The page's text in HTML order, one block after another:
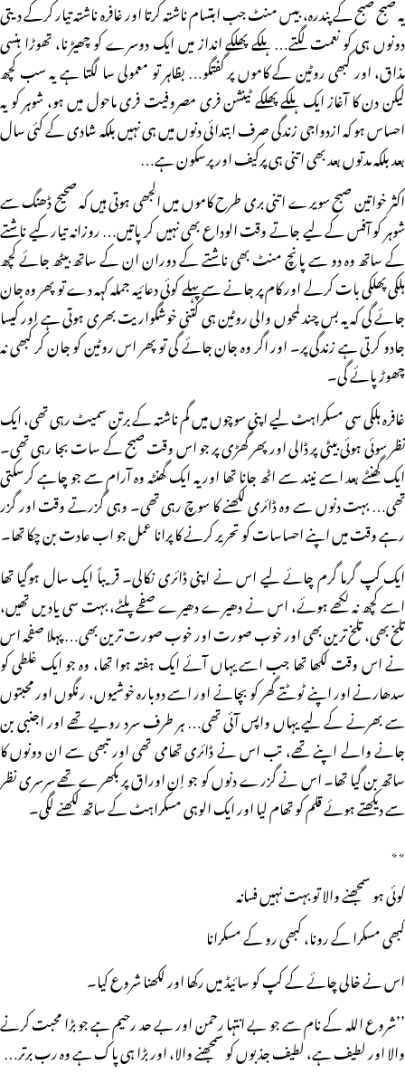
یہ صبح صبح کے پندرہ، بیس منٹ جب ابتسام ناشتہ کرتا اور غافرہ ناشتہ تیار کرکے دیتی
دونوں ہی کو نعمت لگتے… ہلکے پھلکے انداز میں ایک دوسرے کو چھیڑنا، تھوڑا ہنسی
مذاق، اور کبھی روٹین کے کاموں پر گفتگو… بظاہر تو معمولی سا لگتا ہے یہ سب کچھ
لیکن دن کا آغاز ایک ہلکے پھلکے ٹینشن فری مصروفیت فری ماحول میں ہو، شوہر کو یہ
احساس ہو کہ ازدواجی زندگی صرف ابتدائی دنوں میں ہی نہیں بلکہ شادی کے کئی سال
بعد بلکہ مدتوں بعد بھی اتنی ہی پرکیف اور پرسکون ہے…
اکثر خواتین صبح سویرے اتنی بری طرح کاموں میں الجھی ہوتی ہیں کہ صحیح ڈھنگ سے
شوہر کو آفس کے لیے جاتے وقت الوداع بھی نہیں کر پاتیں… روزانہ تیار کیے ناشتے
کے ساتھ وہ دو سے پانچ منٹ بھی ناشتے کے دوران ان کے ساتھ بیٹھ جائے کچھ
ہلکی پھلکی بات کرلے اور کام پر جانے سے پہلے کوئی دعائیہ جملہ کہہ دے تو پھر وہ جان
جائے گی کہ یہ بس چند لمحوں والی روٹین ہی کتنی خوشگواریت بھری ہوتی ہے اور کیسا
جادو کرتی ہے زندگی پر۔ اور اگر وہ جان جائے گی تو پھر اس روٹین کو جان کر کبھی نہ
چھوڑ پائے گی۔
غافرہ ہلکی سی مسکراہٹ لیے اپنی سوچوں میں گم ناشتہ کے برتن سمیٹ رہی تھی، ایک
نظر سوئی ہوئی بیٹی پر ڈالی اور پھر گھڑی پر جو اس وقت صبح کے سات بجا رہی تھی۔
ایک گھنٹے بعد اسے نیند سے اٹھ جانا تھا اور یہ ایک گھنٹہ وہ آرام سے جو چاہے کرسکتی
تھی… بہت دنوں سے وہ ڈائری لکھنے کا سوچ رہی تھی۔ وہی گزرتے وقت اور گزر
رہے وقت میں اپنے احساسات کو تحریر کرنے کا پرانا عمل جو اب عادت بن چکا تھا۔
ایک کپ گرما گرم چائے لیے اس نے اپنی ڈائری نکالی۔ قریباً ایک سال ہوگیا تھا
اسے کچھ نہ لکھے ہوئے، اس نے دھیرے دھیرے صفحے پلٹے، بہت سی یادیں تھیں،
تلخ بھی، تلخ ترین بھی اور خوب صورت اور خوب صورت ترین بھی… پہلا صفحہ اس
نے اس وقت لکھا تھا جب اسے یہاں آئے ایک ہفتہ ہوا تھا، وہ جو ایک غلطی کو
سدھارنے اور اپنے ٹوٹتے گھر کو بچانے اور اسے دوبارہ خوشیوں، رنگوں اور محبتوں
سے بھرنے کے لیے یہاں واپس آئی تھی… ہر طرف سرد رویے تھے اور اجنبی بن
جانے والے اپنے تھے، تب اس نے ڈائری تھامی تھی اور تبھی سے ان دونوں کا
ساتھ بن گیا تھا۔ اس نے گزرے دنوں کو جو اِن اوراق پر بکھرے تھے سرسری نظر
سے دیکھتے ہوئے قلم کو تھام لیا اور ایک الوہی مسکراہٹ کے ساتھ لکھنے لگی۔
٭٭
کوئی ہو سمجھنے والا تو بہت نہیں فسانہ
کبھی مسکرا کے رونا، کبھی رو کے مسکرانا
اس نے خالی چائے کے کپ کو سائیڈ میں رکھا اور لکھنا شروع کیا۔
’’شروع اللہ کے نام سے جو بے انتہا رحمن اور بے حد رحیم ہے جو بڑا محبت کرنے
والا اور لطیف ہے، لطیف جذبوں کو سمجھنے والا، اور بڑا ہی پاک ہے وہ رب برتر…